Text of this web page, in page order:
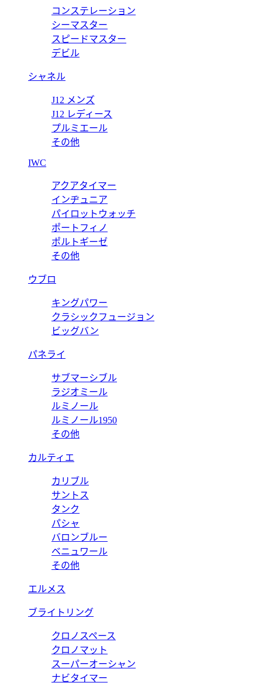
ーコピー 5980/1R-001 クロノ 【2017年新作】
コンステレーション
シーマスター
スピードマスター
デビル
シャネル
J12 メンズ
J12 レディース
プルミエール
その他
IWC
アクアタイマー
インヂュニア
パイロットウォッチ
ポートフィノ
ポルトギーゼ
その他
ウブロ
キングパワー
クラシックフュージョン
ビッグバン
パネライ
サブマーシブル
ラジオミール
ルミノール
ルミノール1950
その他
カルティエ
カリブル
サントス
タンク
パシャ
バロンブルー
ベニュワール
その他
エルメス
ブライトリング
クロノスペース
クロノマット
スーパーオーシャン
ナビタイマー